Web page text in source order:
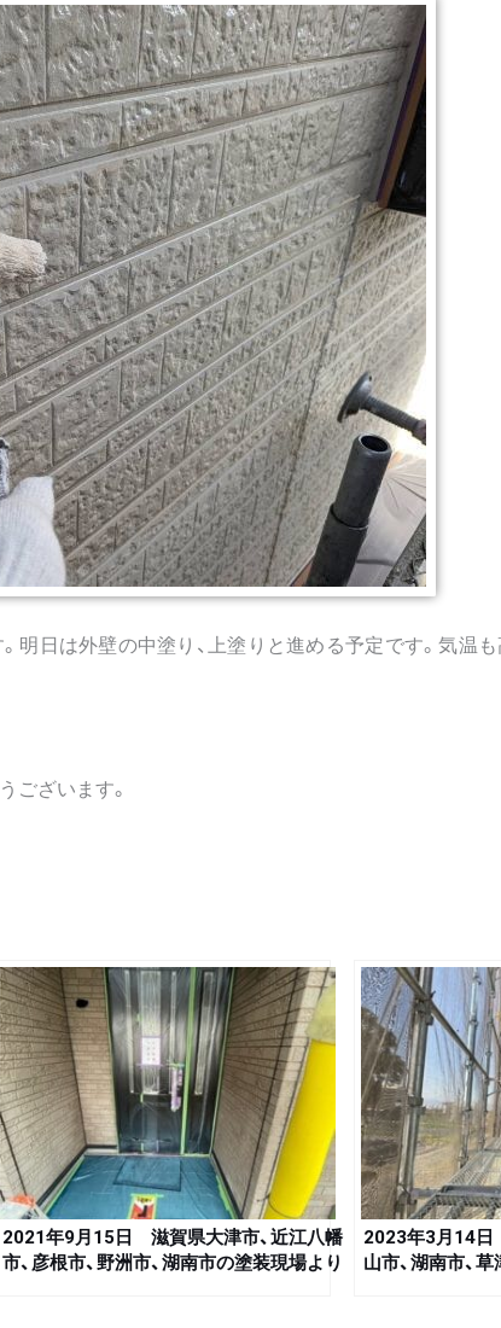
明日は外壁の中塗り、上塗りと進める予定です。気温
ございます。
2021年9月15日 滋賀県大津市、近江八幡
市、彦根市、野洲市、湖南市の塗装現場より
2023年3月14日
山市、湖南市、